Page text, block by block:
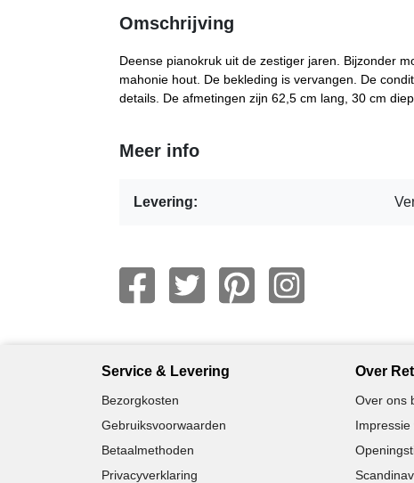
Omschrijving
Deense pianokruk uit de zestiger jaren. Bijzonder
mahonie hout. De bekleding is vervangen. De
details. De afmetingen zijn 62,5 cm lang, 30 cm
Meer info
Levering:
Service & Levering
Bezorgkosten
Gebruiksvoorwaarden
Betaalmethoden
Privacyverklaring
Over
Over ons
Impressie